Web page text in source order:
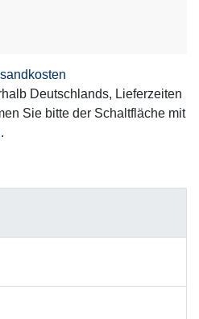
Deutschlands, Lieferzeiten
Sie bitte der Schaltfläche mit
.